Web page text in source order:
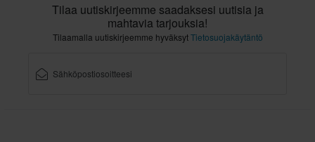
Tilaa uutiskirjeemme saadaksesi uutisia ja
mahtavia tarjouksia!
Tilaamalla uutiskirjeemme hyväksytTietosuojakäytäntö